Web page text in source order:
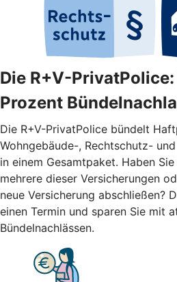
Die R+V-
Prozent
Die R+V-PrivatPolice bündelt
Wohngebäude-, Rechtschutz-
in einem Gesamtpaket. Haben
mehrere dieser Versicherungen
neue Versicherung abschließen?
einen Termin und sparen Sie mit
Bündelnachlässen.